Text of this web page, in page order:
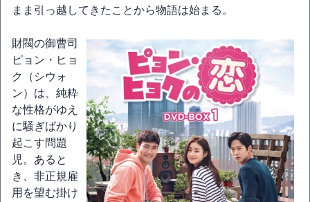
まま引っ越してきたことから物語は始まる。
財閥の御曹司
ピョン・ヒョ
ク（シウォ
ン）は、純粋
な性格がゆえ
に騒ぎばかり
起こす問題
児。あると
き、非正規雇
用を望む掛け